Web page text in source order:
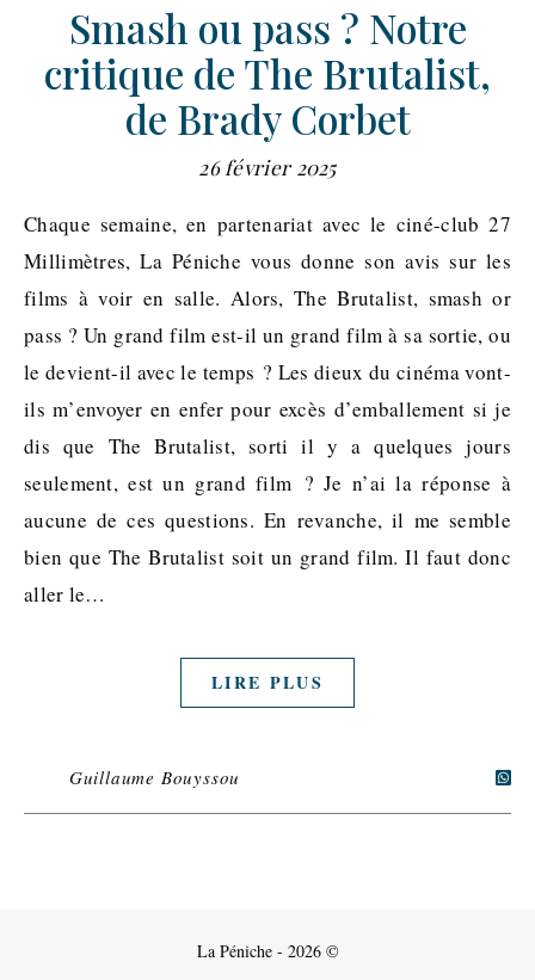
Smash ou pass ? Notre
critique de The Brutalist,
de Brady Corbet
26 février 2025
Chaque semaine, en partenariat avec le ciné-club 27
Millimètres, La Péniche vous donne son avis sur les
films à voir en salle. Alors, The Brutalist, smash or
pass ? Un grand film est-il un grand film à sa sortie, ou
le devient-il avec le temps ? Les dieux du cinéma vont-
ils m’envoyer en enfer pour excès d’emballement si je
dis que The Brutalist, sorti il y a quelques jours
seulement, est un grand film ? Je n’ai la réponse à
aucune de ces questions. En revanche, il me semble
bien que The Brutalist soit un grand film. Il faut donc
aller le…
LIRE PLUS
Guillaume Bouyssou
La Péniche - 2026 ©